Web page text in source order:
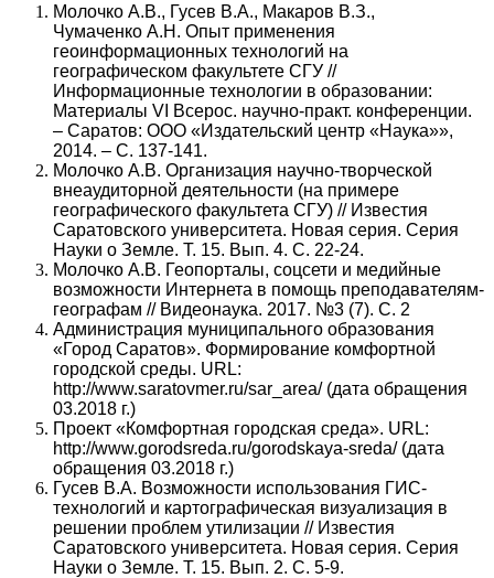
Молочко А.В., Гусев В.А., Макаров В.З.,
Чумаченко А.Н. Опыт применения
геоинформационных технологий на
географическом факультете СГУ //
Информационные технологии в образовании:
Материалы VI Всерос. научно-практ. конференции.
– Саратов: ООО «Издательский центр «Наука»»,
2014. – С. 137-141.
Молочко А.В. Организация научно-творческой
внеаудиторной деятельности (на примере
географического факультета СГУ) // Известия
Саратовского университета. Новая серия. Серия
Науки о Земле. Т. 15. Вып. 4. С. 22-24.
Молочко А.В. Геопорталы, соцсети и медийные
возможности Интернета в помощь преподавателям-
географам // Видеонаука. 2017. №3 (7). С. 2
Администрация муниципального образования
«Город Саратов». Формирование комфортной
городской среды. URL:
http://www.saratovmer.ru/sar_area/ (дата обращения
03.2018 г.)
Проект «Комфортная городская среда». URL:
http://www.gorodsreda.ru/gorodskaya-sreda/ (дата
обращения 03.2018 г.)
Гусев В.А. Возможности использования ГИС-
технологий и картографическая визуализация в
решении проблем утилизации // Известия
Саратовского университета. Новая серия. Серия
Науки о Земле. Т. 15. Вып. 2. С. 5-9.